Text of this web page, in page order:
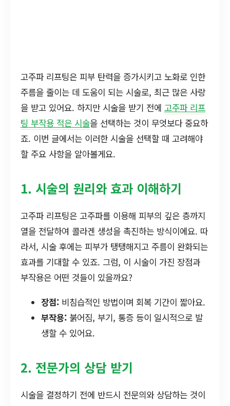
고주파 리프팅은 피부 탄력을 증가시키고 노화로 인한
주름을 줄이는 데 도움이 되는 시술로, 최근 많은 사랑
을 받고 있어요. 하지만 시술을 받기 전에 고주파 리프
팅 부작용 적은 시술을 선택하는 것이 무엇보다 중요하
죠. 이번 글에서는 이러한 시술을 선택할 때 고려해야
할 주요 사항을 알아볼게요.
1. 시술의 원리와 효과 이해하기
고주파 리프팅은 고주파를 이용해 피부의 깊은 층까지
열을 전달하여 콜라겐 생성을 촉진하는 방식이에요. 따
라서, 시술 후에는 피부가 탱탱해지고 주름이 완화되는
효과를 기대할 수 있죠. 그럼, 이 시술이 가진 장점과
부작용은 어떤 것들이 있을까요?
장점: 비침습적인 방법이며 회복 기간이 짧아요.
부작용: 붉어짐, 부기, 통증 등이 일시적으로 발
생할 수 있어요.
2. 전문가의 상담 받기
시술을 결정하기 전에 반드시 전문의와 상담하는 것이